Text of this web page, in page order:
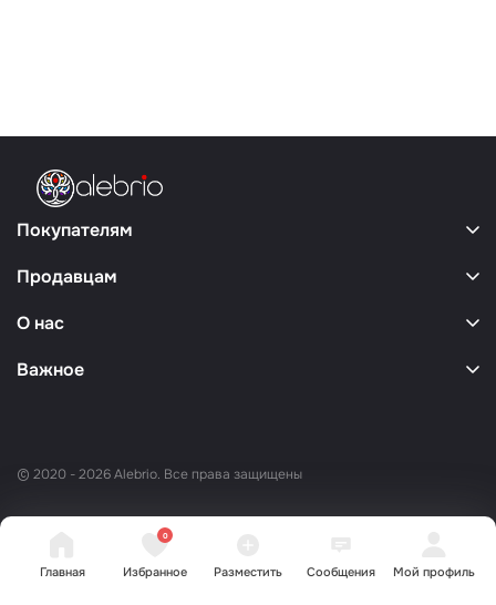
Главная
0
Избранное Разместить Сообщения Мой профиль
Покупателям
Продавцам
О нас
Важное
© 2020 - 2026 Alebrio. Все права защищены